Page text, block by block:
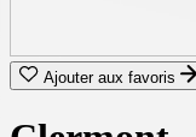
Ajouter aux favoris